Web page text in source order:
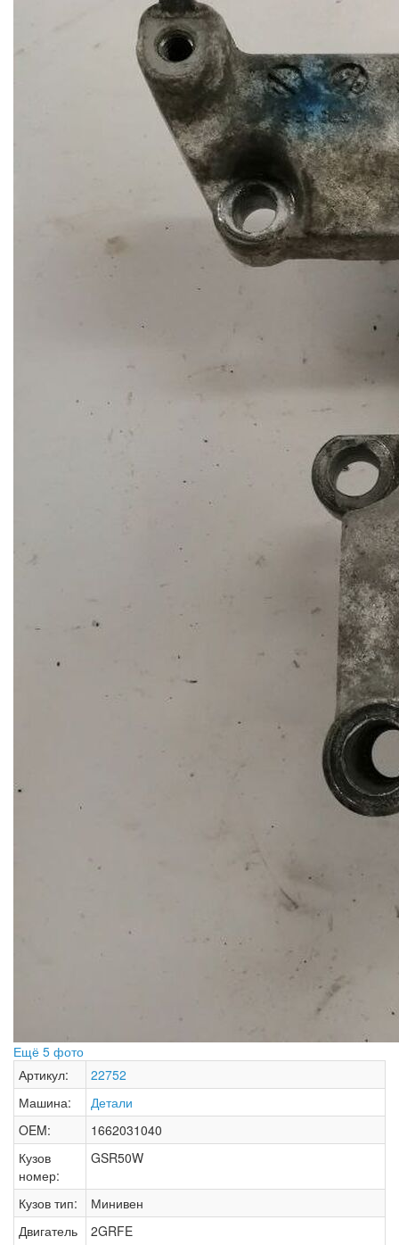
Ещё 5 фото
Артикул:
22752
Машина:
Детали
OEM:
1662031040
Кузов
номер:
GSR50W
Кузов тип:
Минивен
Двигатель
2GRFE